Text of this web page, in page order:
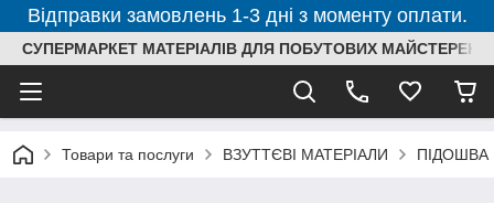
Відправки замовлень 1-3 дні з моменту оплати.
СУПЕРМАРКЕТ МАТЕРІАЛІВ ДЛЯ ПОБУТОВИХ МАЙСТЕРЕНЬ
Товари та послуги ВЗУТТЄВІ МАТЕРІАЛИ ПІДОШВА